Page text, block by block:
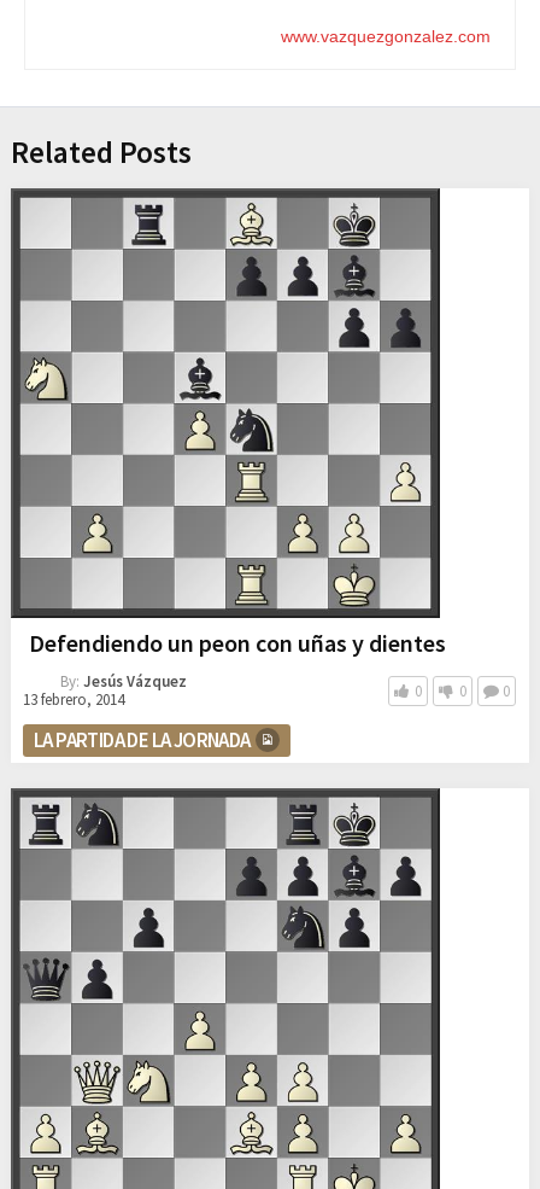
www.vazquezgonzalez.com
Related Posts
Defendiendo un peon con uñas y dientes
By: Jesús Vázquez
13 febrero, 2014
0 0 0
LA PARTIDA DE LA JORNADA